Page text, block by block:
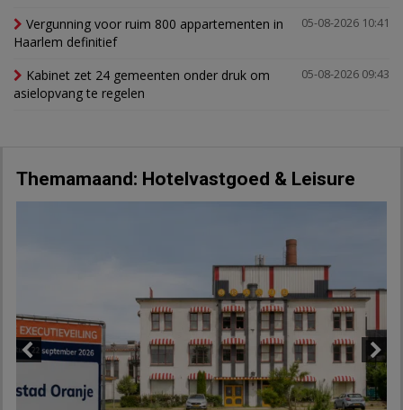
05-08-2026 10:41
Vergunning voor ruim 800 appartementen in
Haarlem definitief
05-08-2026 09:43
Kabinet zet 24 gemeenten onder druk om
asielopvang te regelen
Themamaand: Hotelvastgoed & Leisure
Next